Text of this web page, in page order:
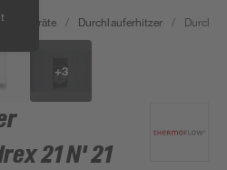
/ Durchlauferhitzer /
+3
21 N' 21